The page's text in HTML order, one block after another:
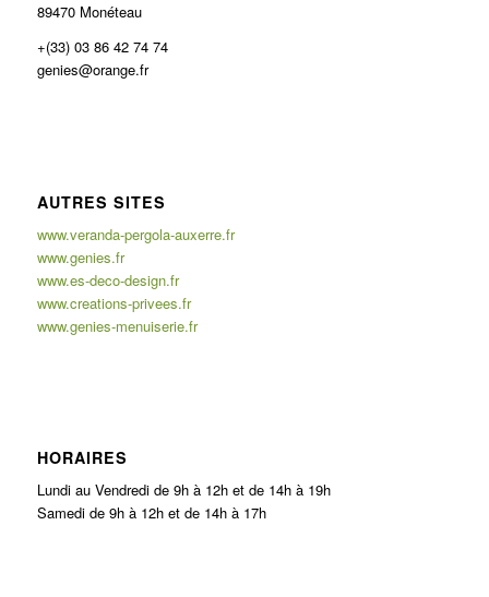
89470 Monéteau
+(33) 03 86 42 74 74
genies@orange.fr
AUTRES SITES
www.veranda-pergola-auxerre.fr
www.genies.fr
www.es-deco-design.fr
www.creations-privees.fr
www.genies-menuiserie.fr
HORAIRES
Lundi au Vendredi de 9h à 12h et de 14h à 19h
Samedi de 9h à 12h et de 14h à 17h